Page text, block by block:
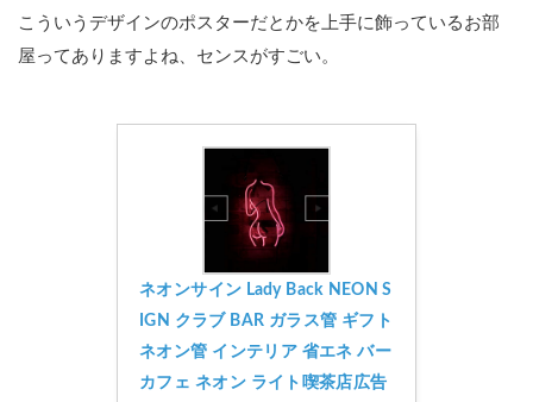
こういうデザインのポスターだとかを上手に飾っているお部
屋ってありますよね、センスがすごい。
ネオンサイン Lady Back NEON S
IGN クラブ BAR ガラス管 ギフト
ネオン管 インテリア 省エネ バー
カフェ ネオン ライト喫茶店広告